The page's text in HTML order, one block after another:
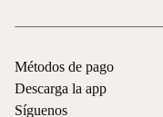
Métodos de pago
Descarga la app
Síguenos